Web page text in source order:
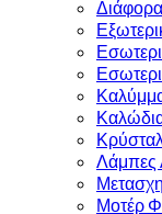
Λάμπες
Μοτέρ